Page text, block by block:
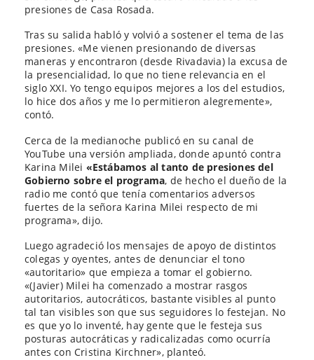
presiones de Casa Rosada.
Tras su salida habló y volvió a sostener el tema de las
presiones. «Me vienen presionando de diversas
maneras y encontraron (desde Rivadavia) la excusa de
la presencialidad, lo que no tiene relevancia en el
siglo XXI. Yo tengo equipos mejores a los del estudios,
lo hice dos años y me lo permitieron alegremente»,
contó.
Cerca de la medianoche publicó en su canal de
YouTube una versión ampliada, donde apuntó contra
Karina Milei «Estábamos al tanto de presiones del
Gobierno sobre el programa, de hecho el dueño de la
radio me contó que tenía comentarios adversos
fuertes de la señora Karina Milei respecto de mi
programa», dijo.
Luego agradeció los mensajes de apoyo de distintos
colegas y oyentes, antes de denunciar el tono
«autoritario» que empieza a tomar el gobierno.
«(Javier) Milei ha comenzado a mostrar rasgos
autoritarios, autocráticos, bastante visibles al punto
tal tan visibles son que sus seguidores lo festejan. No
es que yo lo inventé, hay gente que le festeja sus
posturas autocráticas y radicalizadas como ocurría
antes con Cristina Kirchner», planteó.